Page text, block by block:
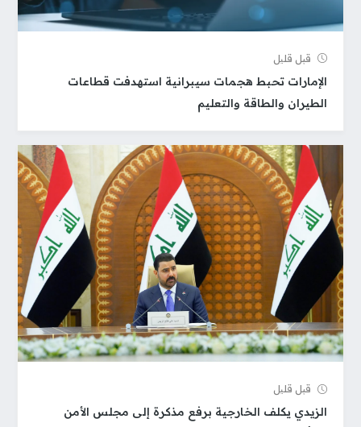
قبل قلیل
الإمارات تحبط هجمات سيبرانية استهدفت قطاعات
الطيران والطاقة والتعليم
قبل قلیل
الزيدي يكلف الخارجية برفع مذكرة إلى مجلس الأمن